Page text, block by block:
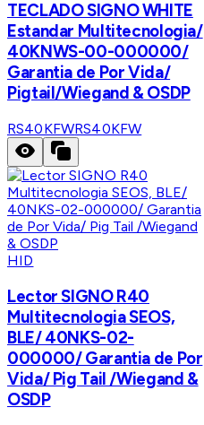
TECLADO SIGNO WHITE
Estandar Multitecnologia/
40KNWS-00-000000/
Garantia de Por Vida/
Pigtail/Wiegand & OSDP
RS40KFWRS40KFW
HID
Lector SIGNO R40
Multitecnologia SEOS,
BLE/ 40NKS-02-
000000/ Garantia de Por
Vida/ Pig Tail /Wiegand &
OSDP